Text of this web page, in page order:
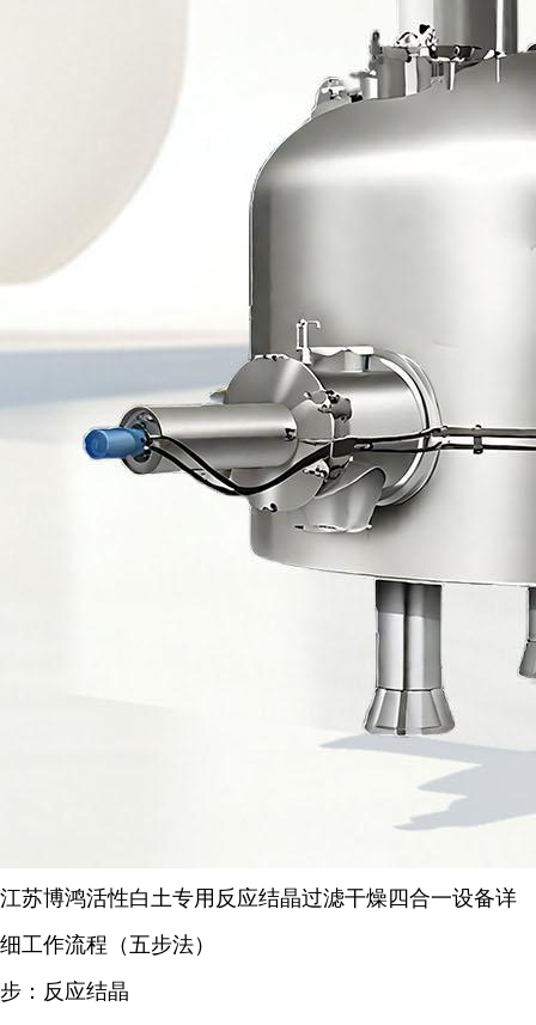
江苏博鸿活性白土专用反应结晶过滤干燥四合一设备详
细工作流程（五步法）
步：反应结晶